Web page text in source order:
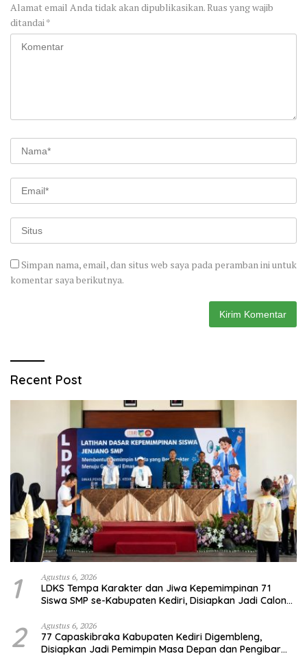
Alamat email Anda tidak akan dipublikasikan.Ruas yang wajib
ditandai*
Simpan nama, email, dan situs web saya pada peramban ini untuk
komentar saya berikutnya.
Recent Post
1 Agustus 6, 2026
LDKS Tempa Karakter dan Jiwa Kepemimpinan 71
Siswa SMP se-Kabupaten Kediri, Disiapkan Jadi Calon
2 Agustus 6, 2026
77 Capaskibraka Kabupaten Kediri Digembleng,
Disiapkan Jadi Pemimpin Masa Depan dan Pengibar